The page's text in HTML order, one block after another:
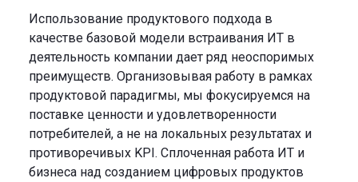
Использование продуктового подхода в
качестве базовой модели встраивания ИТ в
деятельность компании дает ряд неоспоримых
преимуществ. Организовывая работу в рамках
продуктовой парадигмы, мы фокусируемся на
поставке ценности и удовлетворенности
потребителей, а не на локальных результатах и
противоречивых KPI. Сплоченная работа ИТ и
бизнеса над созданием цифровых продуктов